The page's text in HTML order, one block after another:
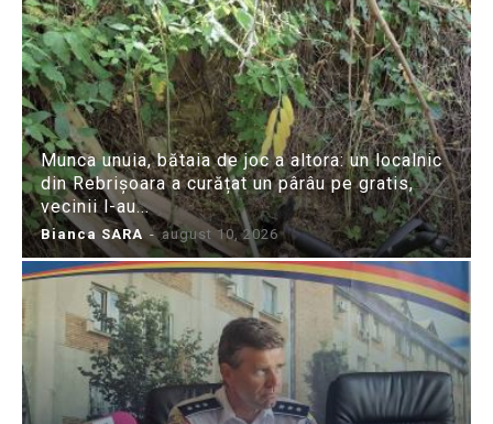
Munca unuia, bătaia de joc a altora: un localnic
din Rebrișoara a curățat un pârâu pe gratis,
vecinii l-au...
Bianca SARA - august 10, 2026